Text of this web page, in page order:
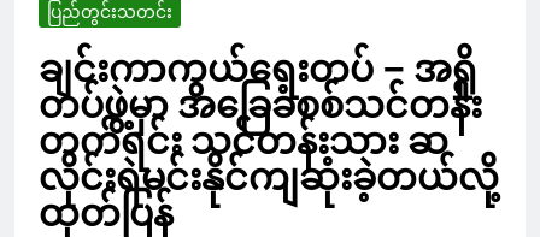
ပြည်တွင်းသတင်း
ချင်းကာကွယ်ရေးတပ် – အရှို
တပ်ဖွဲ့မှာ အခြေခံစစ်သင်တန်း
တက်ရင်း သင်တန်းသား ဆ
လိုင်းရဲမင်းနိုင်ကျဆုံးခဲ့တယ်လို့
ထုတ်ပြန်